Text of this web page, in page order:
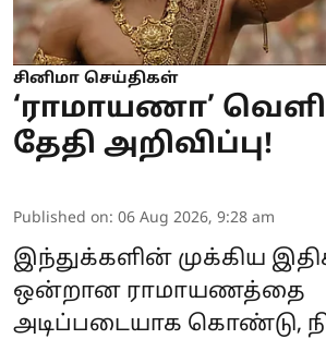
சினிமா செய்திகள்
‘ராமாயணா’
தேதி அறிவிப்பு!
Published on: 06 Aug 2026, 9:28 am
இந்துக்களின் முக்கிய
ஒன்றான ராமாயணத்தை
அடிப்படையாக கொண்டு,